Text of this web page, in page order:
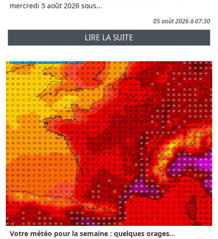
mercredi 5 août 2026 sous...
05 août 2026 à 07:30
LIRE LA SUITE
Votre météo pour la semaine : quelques orages...